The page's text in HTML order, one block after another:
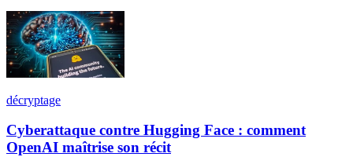
décryptage
Cyberattaque contre Hugging Face : comment
OpenAI maîtrise son récit